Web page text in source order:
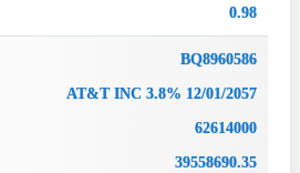
0.98
BQ8960586
AT&T INC 3.8% 12/01/2057
62614000
39558690.35